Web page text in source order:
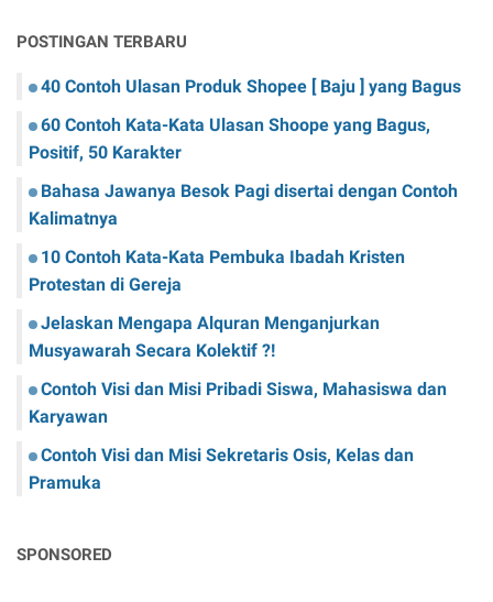
POSTINGAN TERBARU
40 Contoh Ulasan Produk Shopee [ Baju ] yang Bagus
60 Contoh Kata-Kata Ulasan Shoope yang Bagus,
Positif, 50 Karakter
Bahasa Jawanya Besok Pagi disertai dengan Contoh
Kalimatnya
10 Contoh Kata-Kata Pembuka Ibadah Kristen
Protestan di Gereja
Jelaskan Mengapa Alquran Menganjurkan
Musyawarah Secara Kolektif ?!
Contoh Visi dan Misi Pribadi Siswa, Mahasiswa dan
Karyawan
Contoh Visi dan Misi Sekretaris Osis, Kelas dan
Pramuka
SPONSORED